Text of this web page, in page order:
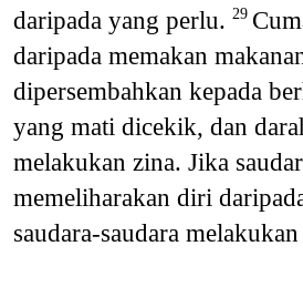
daripada yang perlu. 29
daripada memakan
dipersembahkan kepada
yang mati dicekik, dan
melakukan zina. Jika
memeliharakan diri
saudara-saudara